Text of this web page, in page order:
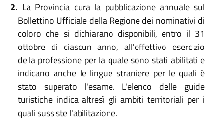
2. La Provincia cura la pubblicazione annuale sul
Bollettino Ufficiale della Regione dei nominativi di
coloro che si dichiarano disponibili, entro il 31
ottobre di ciascun anno, all'effettivo esercizio
della professione per la quale sono stati abilitati e
indicano anche le lingue straniere per le quali è
stato superato l'esame. L'elenco delle guide
turistiche indica altresì gli ambiti territoriali per i
quali sussiste l'abilitazione.